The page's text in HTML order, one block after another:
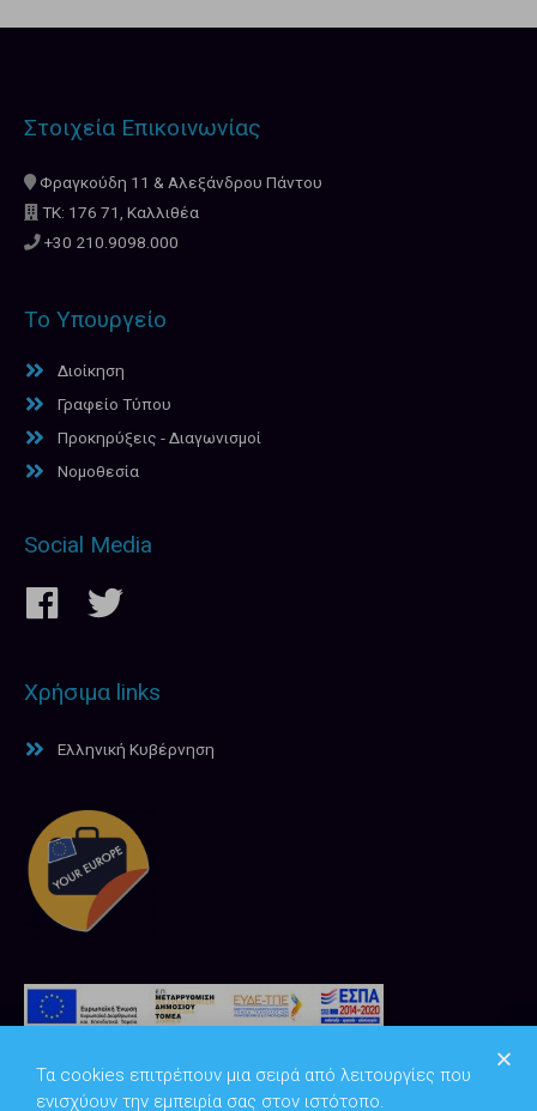
Στοιχεία Επικοινωνίας
Φραγκούδη 11 & Αλεξάνδρου Πάντου
ΤΚ: 176 71, Καλλιθέα
+30 210.9098.000
Το Υπουργείο
Διοίκηση
Γραφείο Τύπου
Προκηρύξεις - Διαγωνισμοί
Νομοθεσία
Social Media
Χρήσιμα links
Ελληνική Κυβέρνηση
Τα cookies επιτρέπουν μια σειρά από λειτουργίες που
ενισχύουν την εμπειρία σας στον ιστότοπο.